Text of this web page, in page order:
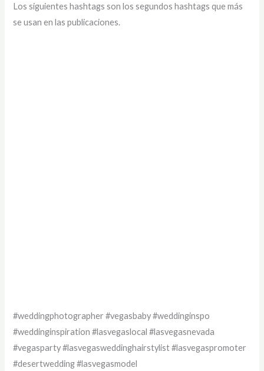
Los siguientes hashtags son los segundos hashtags que más
se usan en las publicaciones.
#weddingphotographer #vegasbaby #weddinginspo
#weddinginspiration #lasvegaslocal #lasvegasnevada
#vegasparty #lasvegasweddinghairstylist #lasvegaspromoter
#desertwedding #lasvegasmodel